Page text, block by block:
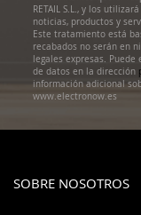
RETAIL S.L., y los
noticias, productos y
Este tratamiento está
recabados no serán en
legales expresas.
de datos en la dirección
información adicional
www.electronow.es
SOBRE NOSOTROS